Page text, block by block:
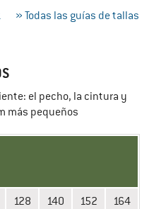
» Todas las guías de tallas
el pecho, la cintura y
más pequeños
128 140 152 164